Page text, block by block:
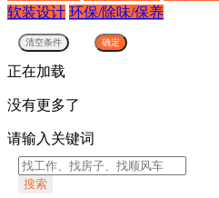
软装设计 环保/除味/保养
正在加载
没有更多了
请输入关键词
搜索